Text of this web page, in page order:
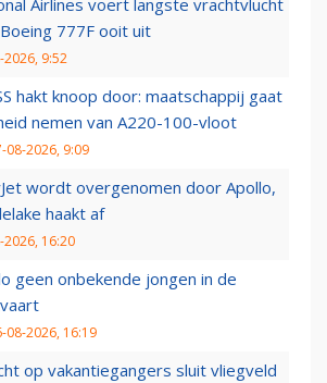
Airlines voert langste vrachtvlucht
777F ooit uit
2026, 9:52
hakt knoop door: maatschappij gaat
nemen van A220-100-vloot
08-2026, 9:09
wordt overgenomen door Apollo,
haakt af
2026, 16:20
geen onbekende jongen in de
08-2026, 16:19
op vakantiegangers sluit vliegveld